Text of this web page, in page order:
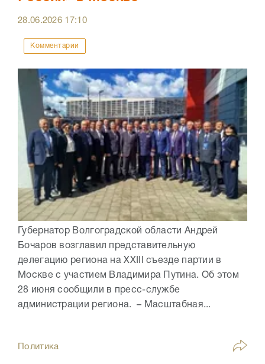
28.06.2026 17:10
Комментарии
Губернатор Волгоградской области Андрей
Бочаров возглавил представительную
делегацию региона на XXIII съезде партии в
Москве с участием Владимира Путина. Об этом
28 июня сообщили в пресс-службе
администрации региона. – Масштабная...
Политика